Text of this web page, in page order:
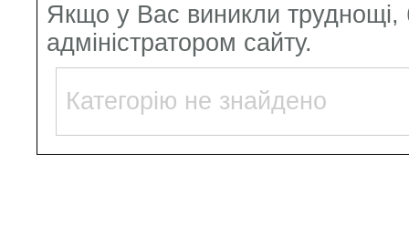
Якщо у Вас виникли труднощі,
адміністратором сайту.
Категорію не знайдено